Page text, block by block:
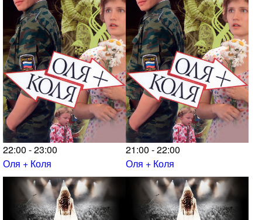
22:00 - 23:00
Оля + Коля
21:00 - 22:00
Оля + Коля